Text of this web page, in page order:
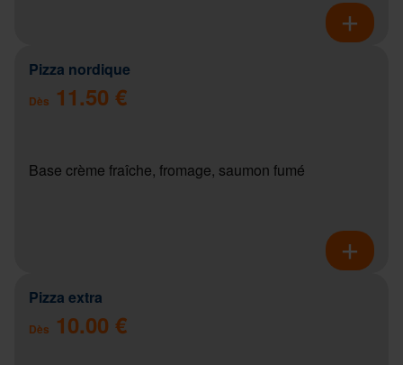
Pizza nordique
Dès 11.50 €
Base crème fraîche, fromage, saumon fumé
Pizza extra
Dès 10.00 €